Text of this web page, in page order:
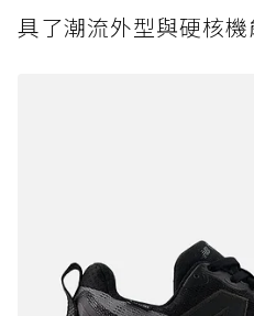
具了潮流外型與硬核機